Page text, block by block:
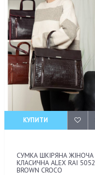
КУПИТИ
СУМКА ШКІРЯНА ЖІНОЧА
КЛАСИЧНА ALEX RAI 5052
BROWN CROCO